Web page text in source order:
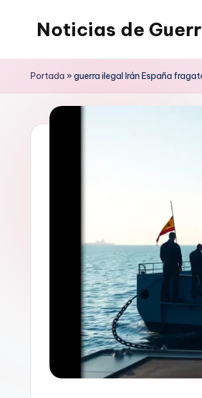
Noticias de
Portada »guerra ilegal Irán España